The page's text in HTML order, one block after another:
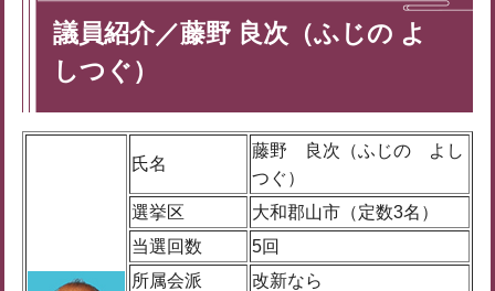
議員紹介／藤野 良次（ふじの よ
しつぐ）
氏名
藤野 良次（ふじの よし
つぐ）
選挙区
大和郡山市（定数3名）
当選回数
5回
所属会派
改新なら